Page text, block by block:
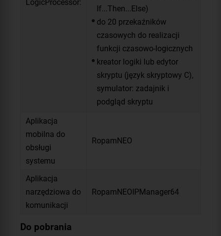
LogicProcessor:
If...Then...Else)
do 20 przekaźników
czasowych do realizacji
funkcji czasowo-logicznych
kreator logiki lub edytor
skryptu (język skryptowy C),
symulator: zadajnik i
podgląd skryptu
Aplikacja
mobilna do
obsługi
systemu
RopamNEO
Aplikacja
narzędziowa do
komunikacji
RopamNEOIPManager64
Do pobrania